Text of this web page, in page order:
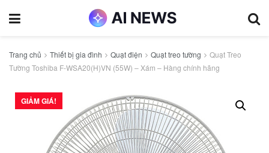
Trang chủ Thiết bị gia đình Quạt điện Quạt treo tường
Quạt Treo
Tường Toshiba F-WSA20(H)VN (55W) – Xám – Hàng chính hãng
GIẢM GIÁ!